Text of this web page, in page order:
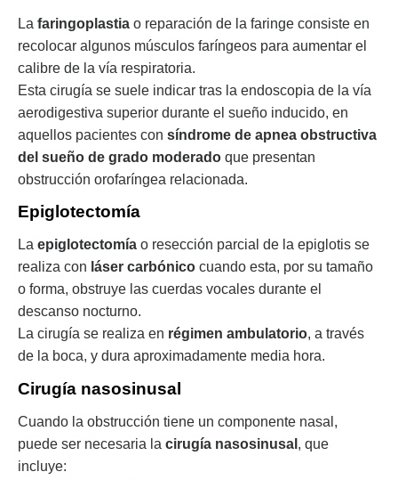
La faringoplastia o reparación de la faringe consiste en
recolocar algunos músculos faríngeos para aumentar el
calibre de la vía respiratoria.
Esta cirugía se suele indicar tras la endoscopia de la vía
aerodigestiva superior durante el sueño inducido, en
aquellos pacientes con síndrome de apnea obstructiva
del sueño de grado moderado que presentan
obstrucción orofaríngea relacionada.
Epiglotectomía
La epiglotectomía o resección parcial de la epiglotis se
realiza con láser carbónico cuando esta, por su tamaño
o forma, obstruye las cuerdas vocales durante el
descanso nocturno.
La cirugía se realiza en régimen ambulatorio, a través
de la boca, y dura aproximadamente media hora.
Cirugía nasosinusal
Cuando la obstrucción tiene un componente nasal,
puede ser necesaria la cirugía nasosinusal , que
incluye: